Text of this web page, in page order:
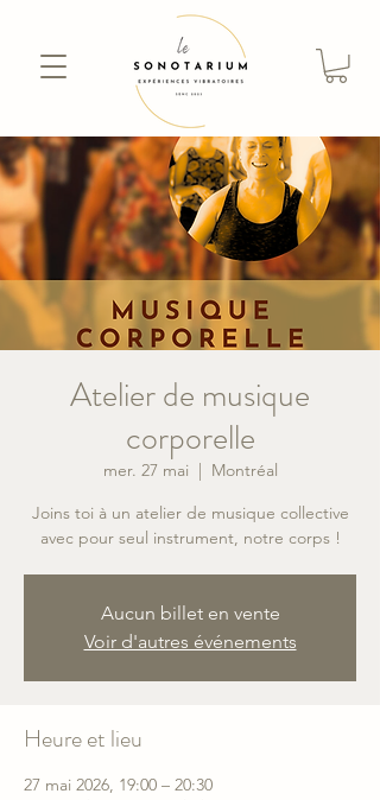
Atelier de musique
corporelle
mer. 27 mai
  |
Montréal
Joins toi à un atelier de musique collective
avec pour seul instrument, notre corps !
Aucun billet en vente
Voir d'autres événements
Heure et lieu
27 mai 2026, 19:00 – 20:30